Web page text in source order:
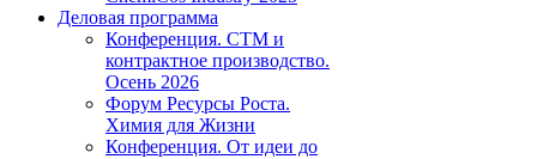
Деловая программа
Конференция. СТМ и
контрактное производство.
Осень 2026
Форум Ресурсы Роста.
Химия для Жизни
Конференция. От идеи до